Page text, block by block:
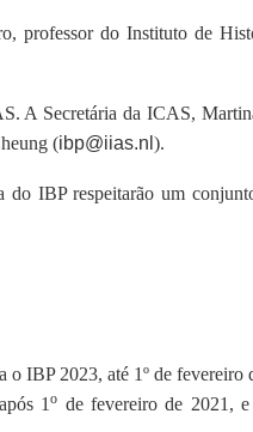
professor do Instituto de
A Secretária da ICAS,
(ibp@iias.nl ).
do IBP respeitarão um
o IBP 2023, até 1º de fevereiro
1o de fevereiro de 2021,